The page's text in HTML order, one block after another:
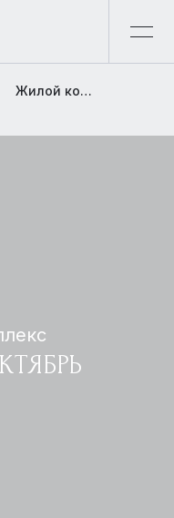
Жилой комплекс красный октябрь